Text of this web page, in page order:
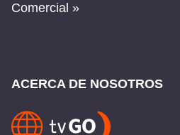
Comercial »
ACERCA DE NOSOTROS